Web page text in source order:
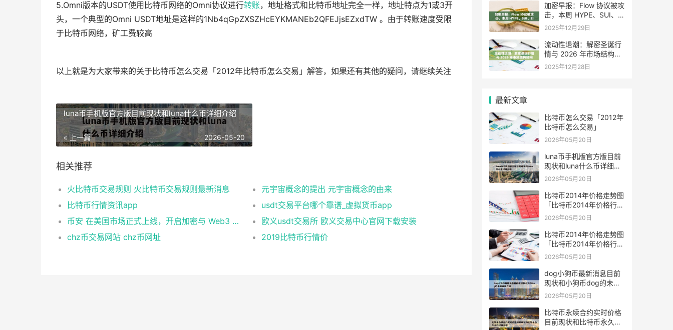
5.Omni版本的USDT使用比特币网络的Omni协议进行转账，地址格式和比特币地址完全一样，地址特点为1或3开
头，一个典型的Omni USDT地址是这样的1Nb4qGpZXSZHcEYKMANEb2QFEJjsEZxdTW 。由于转账速度受限
于比特币网络，矿工费较高
以上就是为大家带来的关于比特币怎么交易「2012年比特币怎么交易」解答，如果还有其他的疑问，请继续关注
luna币手机版官方版目前现状和luna什么币详细介绍
« 上一篇 2026-05-20
相关推荐
火比特币交易规则 火比特币交易规则最新消息
元宇宙概念的提出 元宇宙概念的由来
比特币行情资讯app
usdt交易平台哪个靠谱_虚拟货币app
币安 在美国市场正式上线，开启加密与 Web3 创新的全新时代！
欧义usdt交易所 欧义交易中心官网下载安装
chz币交易网站 chz币网址
2019比特币行情价
加密早报：Flow 协议被攻
击，本周 HYPE、SUI、
EIGEN 等代币将迎来大额
2025年12月29日
流动性退潮：解密圣诞行
情与 2026 年市场结构转
向
2025年12月28日
最新文章
比特币怎么交易「2012年
比特币怎么交易」
2026年05月20日
luna币手机版官方版目前
现状和luna什么币详细介
绍
2026年05月20日
比特币2014年价格走势图
「比特币2014年价格行
情」
2026年05月20日
比特币2014年价格走势图
「比特币2014年价格行
情」
2026年05月20日
dog小狗币最新消息目前
现状和小狗币dog的未来
详细介绍
2026年05月20日
比特币永续合约实时价格
目前现状和比特币永久合